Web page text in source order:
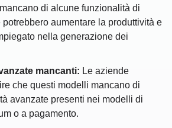
di alcune funzionalità di
aumentare la produttività e
nella generazione dei
mancanti: Le aziende
che questi modelli mancano di
avanzate presenti nei modelli di
o a pagamento.